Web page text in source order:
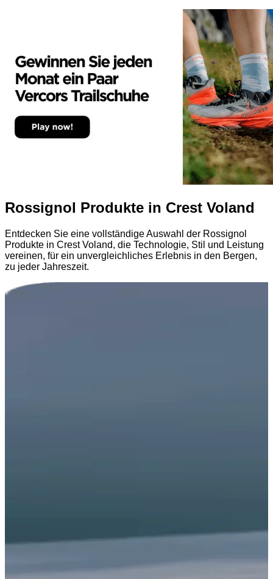
Rossignol Produkte in Crest Voland
Entdecken Sie eine vollständige Auswahl der Rossignol
Produkte in Crest Voland, die Technologie, Stil und Leistung
vereinen, für ein unvergleichliches Erlebnis in den Bergen,
zu jeder Jahreszeit.